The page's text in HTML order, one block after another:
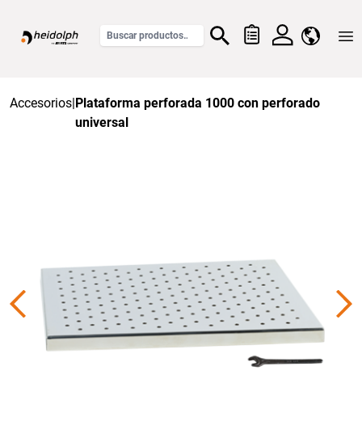
Accesorios|Plataforma perforada 1000 con perforado
universal